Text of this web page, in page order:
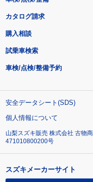
カタログ請求
購入相談
試乗車検索
車検/点検/整備予約
安全データシート(SDS)
個人情報について
山梨スズキ販売 株式会社 古物
471010800200号
スズキメーカーサイト